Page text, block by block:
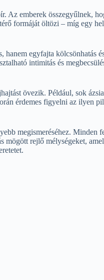
emberek összegyűlnek,
formáját öltözi – míg egy
egyfajta kölcsönhatás
intimitás és
övezik. Például, sok
érdemes figyelni az ilyen
megismeréséhez. Minden
mögött rejlő mélységeket,